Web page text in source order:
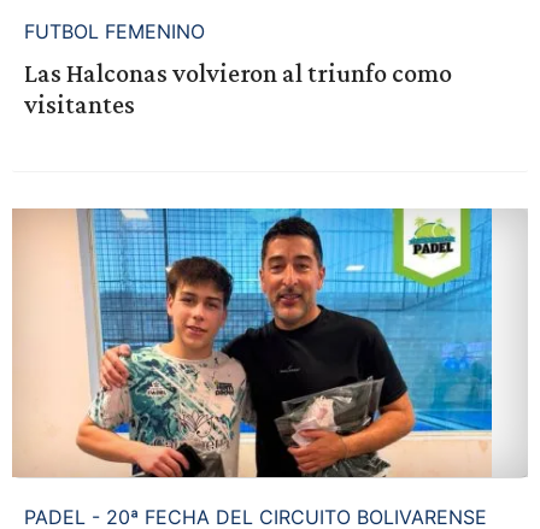
FUTBOL FEMENINO
Las Halconas volvieron al triunfo como
visitantes
PADEL - 20ª FECHA DEL CIRCUITO BOLIVARENSE